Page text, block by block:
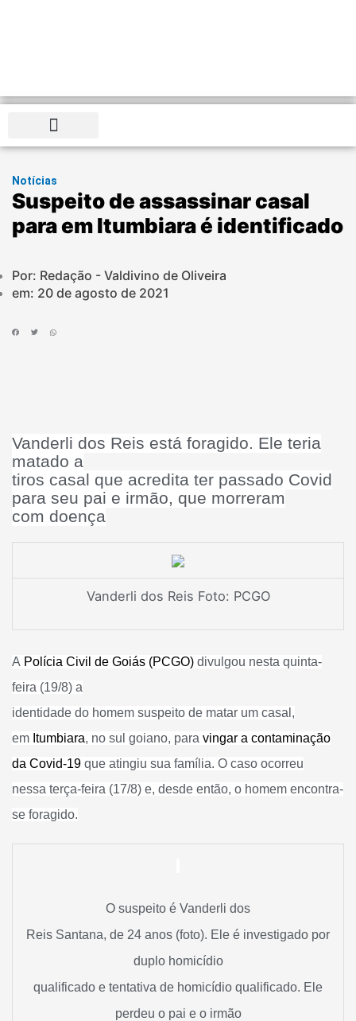
Notícias
Suspeito de assassinar casal
para em Itumbiara é identificado
Por: Redação - Valdivino de Oliveira
em: 20 de agosto de 2021
Vanderli dos Reis está foragido. Ele teria
matado a
tiros casal que acredita ter passado Covid
para seu pai e irmão, que morreram
com doença
Vanderli dos Reis Foto: PCGO
A Polícia Civil de Goiás (PCGO) divulgou nesta quinta-
feira (19/8) a
identidade do homem suspeito de matar um casal,
em Itumbiara, no sul goiano, para vingar a contaminação
da Covid-19 que atingiu sua família. O caso ocorreu
nessa terça-feira (17/8) e, desde então, o homem encontra-
se foragido.
O suspeito é Vanderli dos
Reis Santana, de 24 anos (foto). Ele é investigado por
duplo homicídio
qualificado e tentativa de homicídio qualificado. Ele
perdeu o pai e o irmão